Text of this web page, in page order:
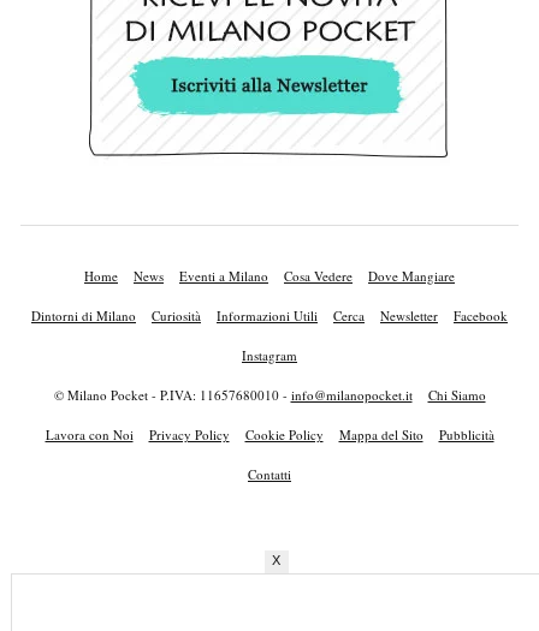
Home News Eventi a Milano Cosa Vedere Dove Mangiare
Dintorni di Milano Curiosità Informazioni Utili Cerca Newsletter Facebook
Instagram
© Milano Pocket - P.IVA: 11657680010 - info@milanopocket.it Chi Siamo
Lavora con Noi Privacy Policy Cookie Policy Mappa del Sito Pubblicità
Contatti
X